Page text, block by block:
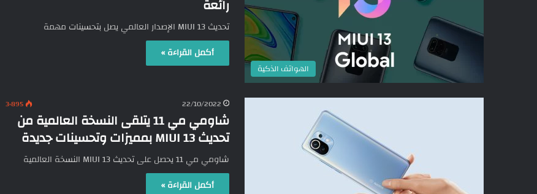
الهواتف الذكية
رائعة
تحديث MIUI 13 الإصدار العالمي يصل بتحسينات مهمة
أكمل القراءة »
22/10/2022 3٬895
شاومي مي 11 يتلقى النسخة العالمية من
تحديث MIUI 13 بمميزات وتحسينات جديدة
شاومي مي 11 يحصل على تحديث MIUI 13 النسخة العالمية
أكمل القراءة »